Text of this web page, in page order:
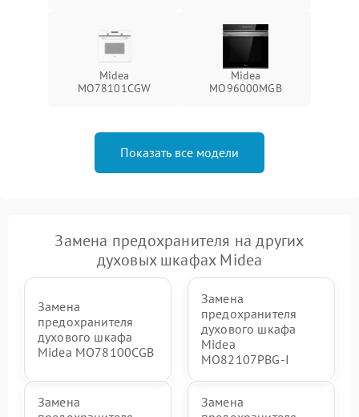
Midea
MO78101CGW
Midea
MO96000MGB
Показать все модели
Замена предохранителя на других
духовых шкафах Midea
Замена
предохранителя
духового шкафа
Midea MO78100CGB
Замена
предохранителя
духового шкафа
Midea
MO82107PBG-I
Замена
Замена